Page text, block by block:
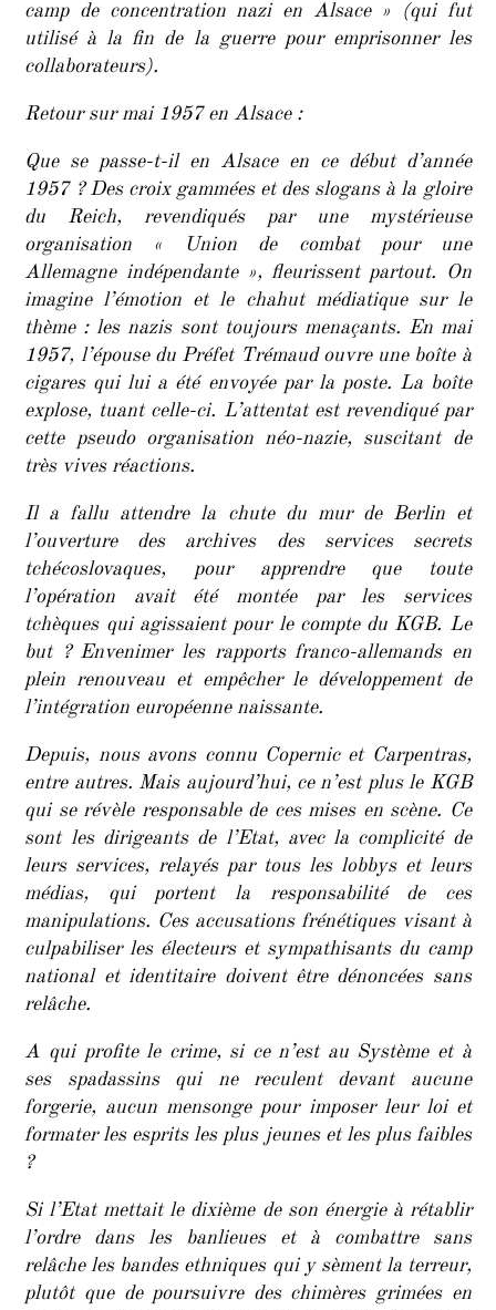
camp de concentration nazi en Alsace » (qui fut
utilisé à la fin de la guerre pour emprisonner les
collaborateurs).
Retour sur mai 1957 en Alsace :
Que se passe-t-il en Alsace en ce début d’année
1957 ? Des croix gammées et des slogans à la gloire
du Reich, revendiqués par une mystérieuse
organisation « Union de combat pour une
Allemagne indépendante », fleurissent partout. On
imagine l’émotion et le chahut médiatique sur le
thème : les nazis sont toujours menaçants. En mai
1957, l’épouse du Préfet Trémaud ouvre une boîte à
cigares qui lui a été envoyée par la poste. La boîte
explose, tuant celle-ci. L’attentat est revendiqué par
cette pseudo organisation néo-nazie, suscitant de
très vives réactions.
Il a fallu attendre la chute du mur de Berlin et
l’ouverture des archives des services secrets
tchécoslovaques, pour apprendre que toute
l’opération avait été montée par les services
tchèques qui agissaient pour le compte du KGB. Le
but ? Envenimer les rapports franco-allemands en
plein renouveau et empêcher le développement de
l’intégration européenne naissante.
Depuis, nous avons connu Copernic et Carpentras,
entre autres. Mais aujourd’hui, ce n’est plus le KGB
qui se révèle responsable de ces mises en scène. Ce
sont les dirigeants de l’Etat, avec la complicité de
leurs services, relayés par tous les lobbys et leurs
médias, qui portent la responsabilité de ces
manipulations. Ces accusations frénétiques visant à
culpabiliser les électeurs et sympathisants du camp
national et identitaire doivent être dénoncées sans
relâche.
A qui profite le crime, si ce n’est au Système et à
ses spadassins qui ne reculent devant aucune
forgerie, aucun mensonge pour imposer leur loi et
formater les esprits les plus jeunes et les plus faibles
?
Si l’Etat mettait le dixième de son énergie à rétablir
l’ordre dans les banlieues et à combattre sans
relâche les bandes ethniques qui y sèment la terreur,
plutôt que de poursuivre des chimères grimées en